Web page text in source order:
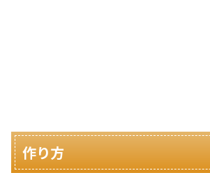
作り方